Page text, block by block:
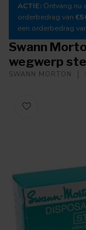
ACTIE: Ontvang nu
orderbedrag van
een orderbedrag
Swann
wegwerp
SWANN MORTON